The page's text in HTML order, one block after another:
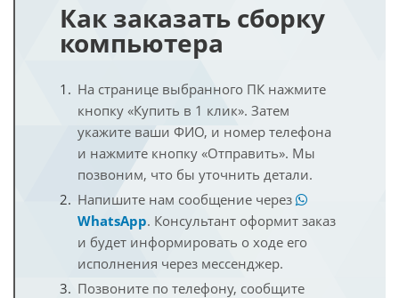
Как заказать сборку
компьютера
На странице выбранного ПК нажмите
кнопку «Купить в 1 клик». Затем
укажите ваши ФИО, и номер телефона
и нажмите кнопку «Отправить». Мы
позвоним, что бы уточнить детали.
Напишите нам сообщение через
WhatsApp. Консультант оформит заказ
и будет информировать о ходе его
исполнения через мессенджер.
Позвоните по телефону, сообщите